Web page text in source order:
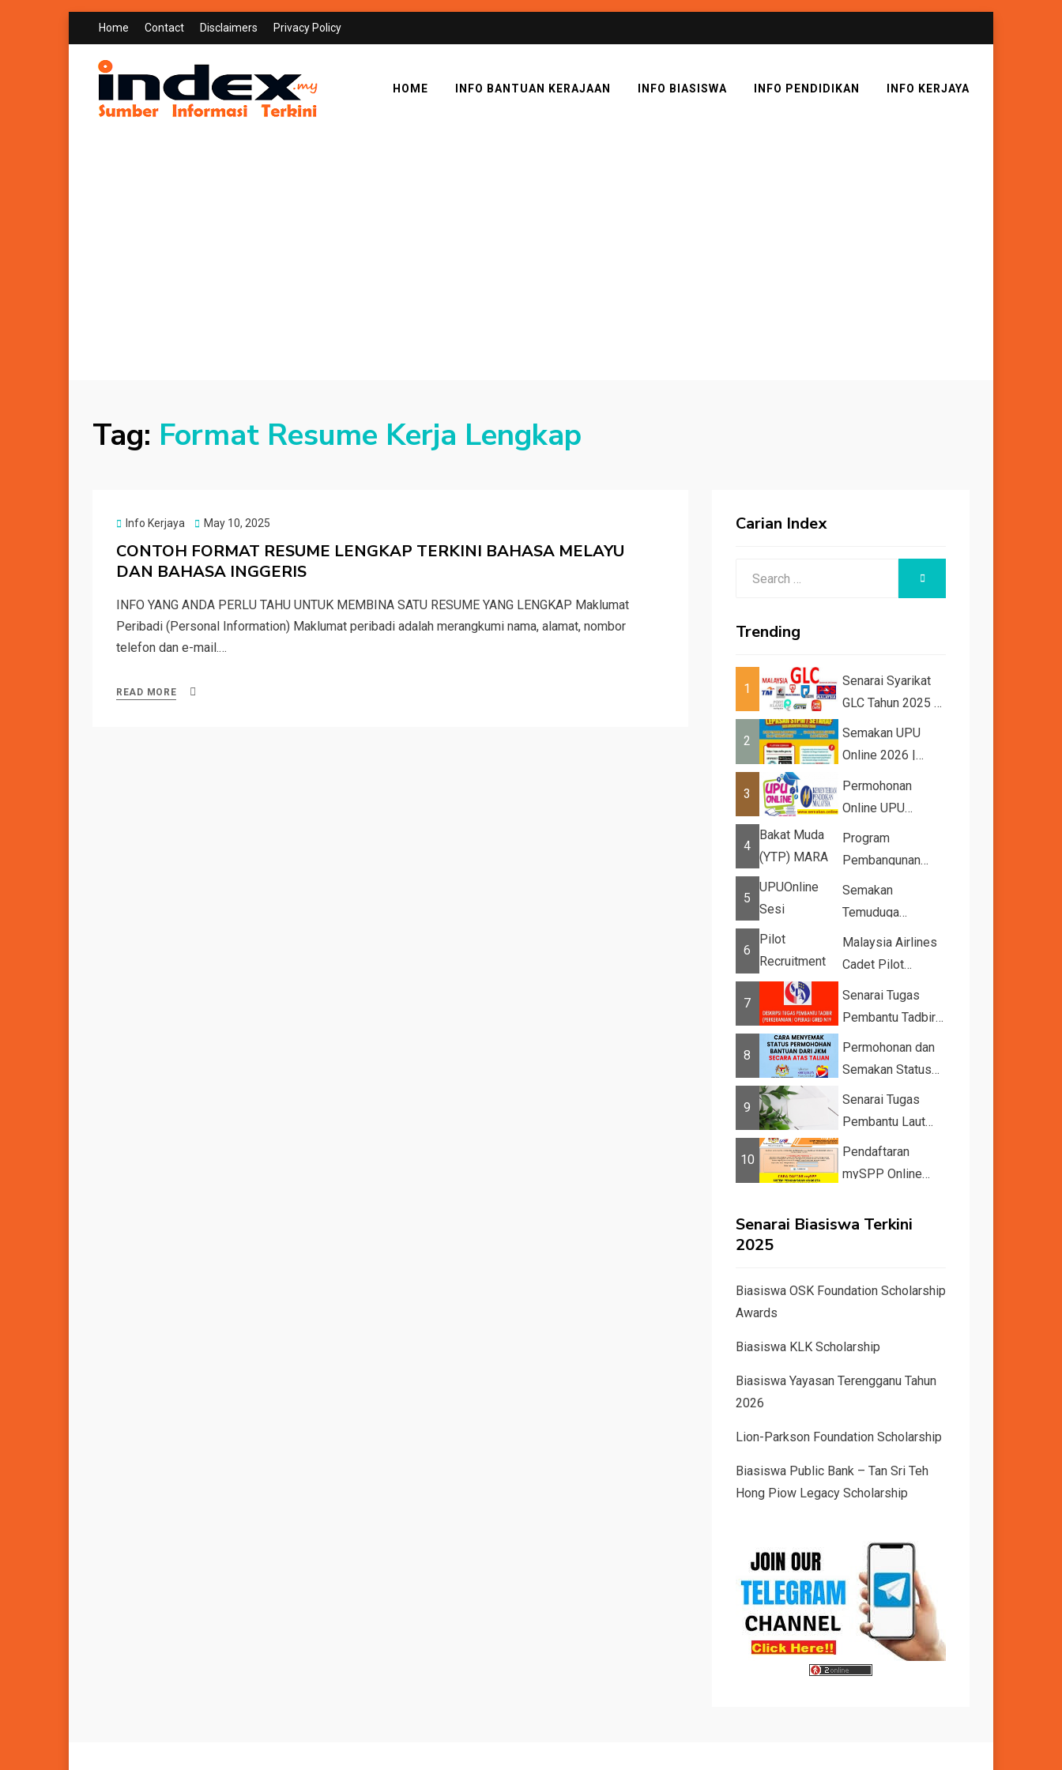
Home Contact Disclaimers Privacy Policy
HOME INFO BANTUAN KERAJAAN INFO BIASISWA INFO PENDIDIKAN INFO KERJAYA
Tag: Format Resume Kerja Lengkap
Info Kerjaya
Posted
May 10, 2025
CONTOH FORMAT RESUME LENGKAP TERKINI BAHASA MELAYU
DAN BAHASA INGGERIS
INFO YANG ANDA PERLU TAHU UNTUK MEMBINA SATU RESUME YANG LENGKAP Maklumat
Peribadi (Personal Information) Maklumat peribadi adalah merangkumi nama, alamat, nombor
telefon dan e-mail.…
READ MORE
Carian Index
SEARCH
Trending
1
Senarai Syarikat
GLC Tahun 2025 /
2026
2
Semakan UPU
Online 2026 |
Tawaran
Kemasukan ke
3
Permohonan
Online UPU
2026/2027
4
Program
Pembangunan
Bakat Muda (YTP)
MARA 2026 –
5
Semakan
Temuduga
UPUOnline Sesi
2026/2027
6
Malaysia Airlines
Cadet Pilot
Recruitment
7
Senarai Tugas
Pembantu Tadbir
(Perkeranian/Operasi)
Gred N1
8
Permohonan dan
Semakan Status
11 Kategori
Bantuan JKM
9
Senarai Tugas
Pembantu Laut
Gred A1
10
Pendaftaran
mySPP Online
Pengambilan Khas
Senarai Biasiswa Terkini
2025
Biasiswa OSK Foundation Scholarship
Awards
Biasiswa KLK Scholarship
Biasiswa Yayasan Terengganu Tahun
2026
Lion-Parkson Foundation Scholarship
Biasiswa Public Bank – Tan Sri Teh
Hong Piow Legacy Scholarship